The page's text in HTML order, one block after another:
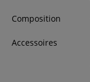
Composition
Accessoires